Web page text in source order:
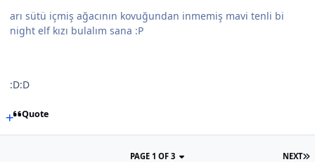
arı sütü içmiş ağacının kovuğundan inmemiş mavi tenli bi
night elf kızı bulalım sana :P
:D:D
Quote
NEXT
PAGE 1 OF 3